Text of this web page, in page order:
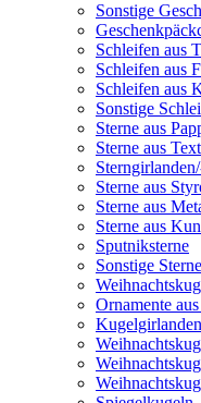
Sonstige
Schleifen aus
Schleifen aus
Schleifen aus
Sonstige
Sterne aus
Sterne aus
Sterne aus
Sterne aus
Sterne aus
Sputniksterne
Sonstige
Ornamente